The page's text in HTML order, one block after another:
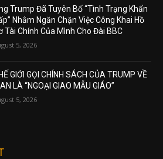
Trump Đã Tuyên Bố “Tình Trạng Khẩn
Nhằm Ngăn Chặn Việc Công Khai Hồ
Tài Chính Của Mình Cho Đài BBC
5, 2026
GIỚI GỌI CHÍNH SÁCH CỦA TRUMP VỀ
LÀ “NGOẠI GIAO MẪU GIÁO”
5, 2026